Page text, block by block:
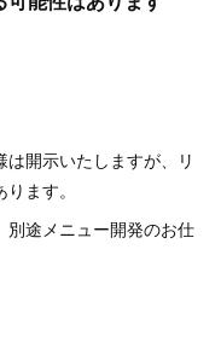
開示いたしますが、リ
ます。
別途メニュー開発のお仕